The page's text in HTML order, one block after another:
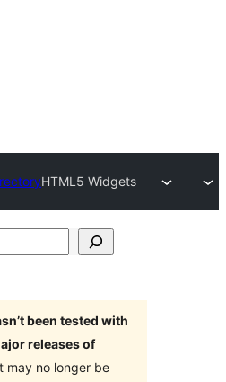
HTML5 Widgets
been tested with
releases of
may no longer be